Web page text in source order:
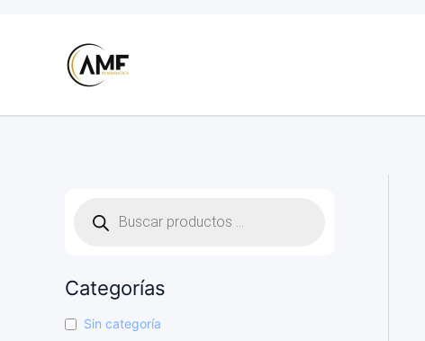
contenido
u
e
a
Categorías
Sin categoría